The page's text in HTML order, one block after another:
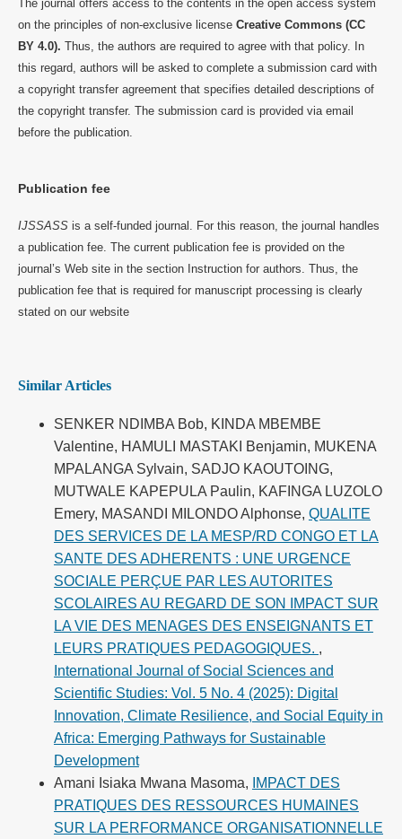
The journal offers access to the contents in the open access system
on the principles of non-exclusive license Creative Commons (CC
BY 4.0). Thus, the authors are required to agree with that policy. In
this regard, authors will be asked to complete a submission card with
a copyright transfer agreement that specifies detailed descriptions of
the copyright transfer. The submission card is provided via email
before the publication.
Publication fee
IJSSASSis a self-funded journal. For this reason, the journal handles
a publication fee. The current publication fee is provided on the
journal’s Web site in the section Instruction for authors. Thus, the
publication fee that is required for manuscript processing is clearly
stated on our website
Similar Articles
SENKER NDIMBA Bob, KINDA MBEMBE
Valentine, HAMULI MASTAKI Benjamin, MUKENA
MPALANGA Sylvain, SADJO KAOUTOING,
MUTWALE KAPEPULA Paulin, KAFINGA LUZOLO
Emery, MASANDI MILONDO Alphonse, QUALITE
DES SERVICES DE LA MESP/RD CONGO ET LA
SANTE DES ADHERENTS : UNE URGENCE
SOCIALE PERÇUE PAR LES AUTORITES
SCOLAIRES AU REGARD DE SON IMPACT SUR
LA VIE DES MENAGES DES ENSEIGNANTS ET
LEURS PRATIQUES PEDAGOGIQUES. ,
International Journal of Social Sciences and
Scientific Studies: Vol. 5 No. 4 (2025): Digital
Innovation, Climate Resilience, and Social Equity in
Africa: Emerging Pathways for Sustainable
Development
Amani Isiaka Mwana Masoma,
IMPACT DES
PRATIQUES DES RESSOURCES HUMAINES
SUR LA PERFORMANCE ORGANISATIONNELLE